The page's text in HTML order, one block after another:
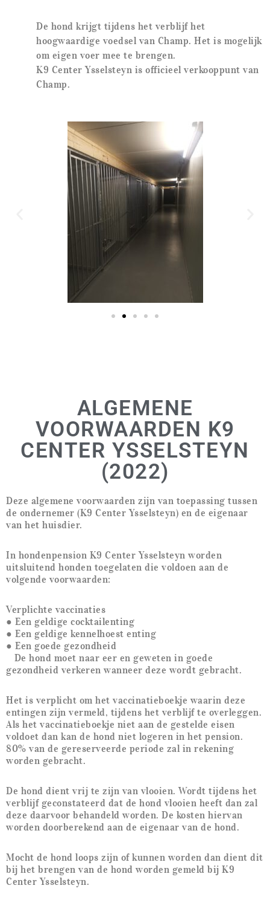
De hond krijgt tijdens het verblijf het
hoogwaardige voedsel van Champ. Het is mogelijk
om eigen voer mee te brengen.
K9 Center Ysselsteyn is officieel verkooppunt van
Champ.
ALGEMENE
VOORWAARDEN K9
CENTER YSSELSTEYN
(2022)
Deze algemene voorwaarden zijn van toepassing tussen
de ondernemer (K9 Center Ysselsteyn) en de eigenaar
van het huisdier.
In hondenpension K9 Center Ysselsteyn worden
uitsluitend honden toegelaten die voldoen aan de
volgende voorwaarden:
Verplichte vaccinaties
● Een geldige cocktailenting
● Een geldige kennelhoest enting
● Een goede gezondheid
De hond moet naar eer en geweten in goede
gezondheid verkeren wanneer deze wordt gebracht.
Het is verplicht om het vaccinatieboekje waarin deze
entingen zijn vermeld, tijdens het verblijf te overleggen.
Als het vaccinatieboekje niet aan de gestelde eisen
voldoet dan kan de hond niet logeren in het pension.
80% van de gereserveerde periode zal in rekening
worden gebracht.
De hond dient vrij te zijn van vlooien. Wordt tijdens het
verblijf geconstateerd dat de hond vlooien heeft dan zal
deze daarvoor behandeld worden. De kosten hiervan
worden doorberekend aan de eigenaar van de hond.
Mocht de hond loops zijn of kunnen worden dan dient dit
bij het brengen van de hond worden gemeld bij K9
Center Ysselsteyn.